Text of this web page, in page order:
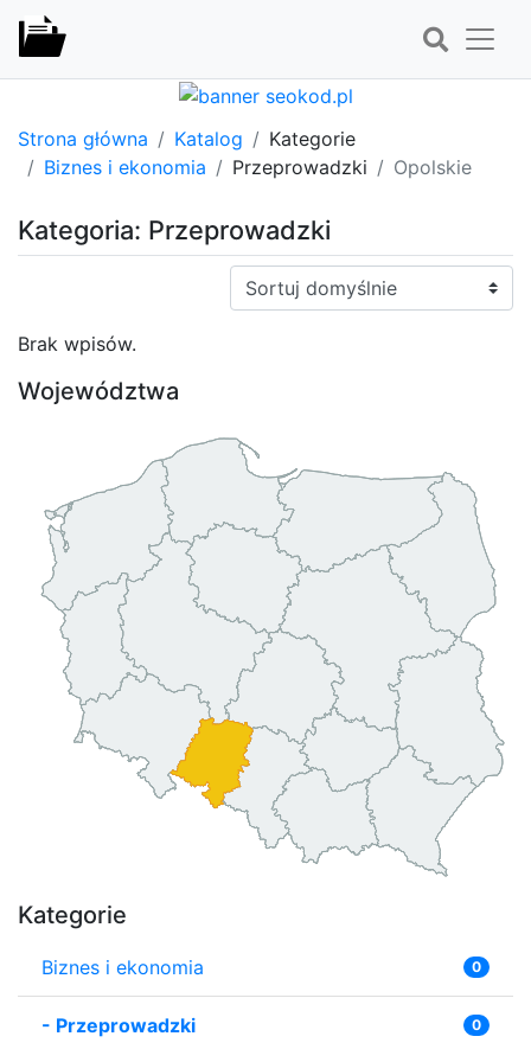
Strona główna Katalog
Kategorie
Biznes i ekonomia
Przeprowadzki Opolskie
Kategoria: Przeprowadzki
Sortuj:
Brak wpisów.
Województwa
Kategorie
Biznes i ekonomia 0
- Przeprowadzki 0